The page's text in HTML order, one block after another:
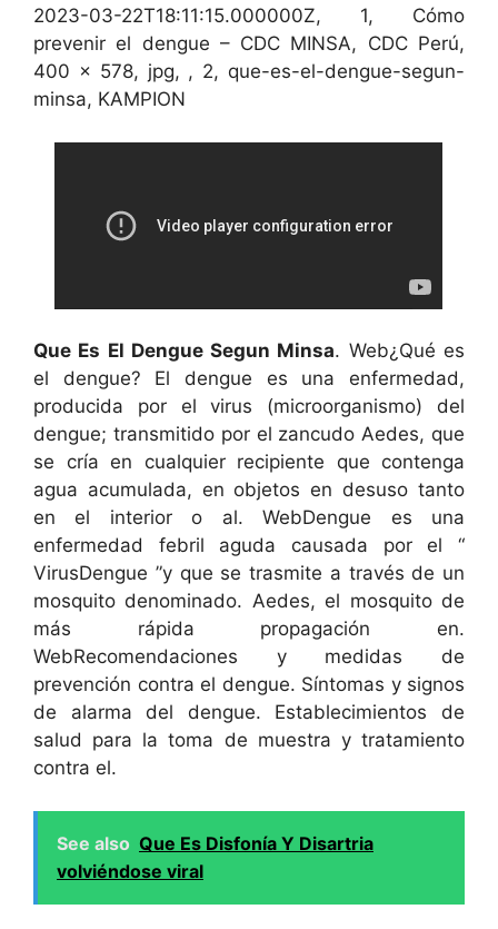
2023-03-22T18:11:15.000000Z, 1, Cómo
prevenir el dengue – CDC MINSA, CDC Perú,
400 x 578, jpg, , 2, que-es-el-dengue-segun-
minsa, KAMPION
Que Es El Dengue Segun Minsa. Web¿Qué es
el dengue? El dengue es una enfermedad,
producida por el virus (microorganismo) del
dengue; transmitido por el zancudo Aedes, que
se cría en cualquier recipiente que contenga
agua acumulada, en objetos en desuso tanto
en el interior o al. WebDengue es una
enfermedad febril aguda causada por el “
VirusDengue ”y que se trasmite a través de un
mosquito denominado. Aedes, el mosquito de
más rápida propagación en.
WebRecomendaciones y medidas de
prevención contra el dengue. Síntomas y signos
de alarma del dengue. Establecimientos de
salud para la toma de muestra y tratamiento
contra el.
See also Que Es Disfonía Y Disartria
volviéndose viral